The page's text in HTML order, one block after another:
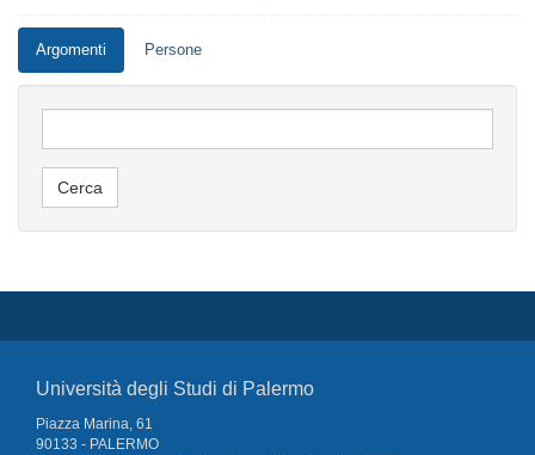
Argomenti Persone
Università degli Studi di Palermo
Piazza Marina, 61
90133 - PALERMO